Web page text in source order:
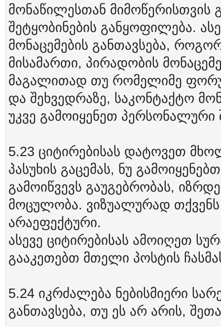
მონაწილესთან მიმოწერისთვის
შეტყობინების განყოფილება.
მონაცემების განთავსება,
მისამართი, პირადობის
მაგალითად თუ რომელიმე
და შეხვედრაზე, საკონტაქტო
უკვე გამოიყენეთ პერსონალური
5.23 ციტირებისას დატოვეთ
პასუხის გაცემას, ნუ
გამოიწვევს გაუგებრობას,
მოცულობა. ვიზუალურად
არაეფექტური.
ასევე ციტირებისას ამოიღეთ
გააკეთებთ მთელი პოსტის
5.24 იკრძალება ნებისმიერი
განთავსება, თუ ეს არ არის,